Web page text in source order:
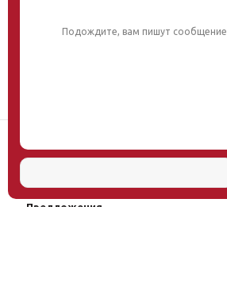
Научная школа
Услуги
Предложения
Подождите, вам пишут сообщение